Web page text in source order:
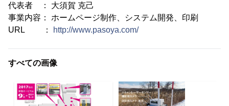
代表者 ： 大須賀 克己
事業内容： ホームページ制作、システム開発、印刷
URL ：
http://www.pasoya.com/
すべての画像